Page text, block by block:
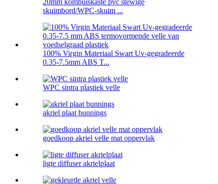
20mm kombuiskaste pvc stewige
skuimbord/WPC-skuim ...
100% Virgin Materiaal Swart Uv-gegradeerde
0.35-7.5mm ABS T...
WPC sintra plastiek velle
akriel plaat bunnings
goedkoop akriel velle mat oppervlak
ligte diffuser akrielplaat